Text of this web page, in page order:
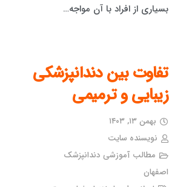
بسیاری از افراد با آن مواجه…
تفاوت بین دندانپزشکی
زیبایی و ترمیمی
بهمن ۱۳, ۱۴۰۳
نویسنده سایت
مطالب آموزشی دندانپزشک
اصفهان